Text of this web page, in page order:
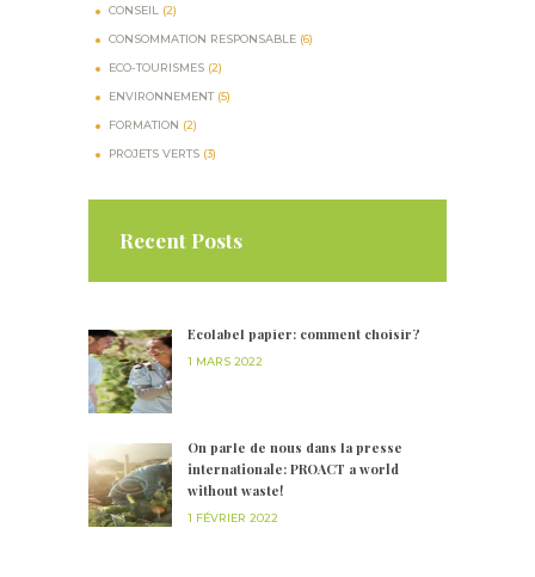
CONSEIL (2)
CONSOMMATION RESPONSABLE (6)
ECO-TOURISMES (2)
ENVIRONNEMENT(5)
FORMATION (2)
PROJETS VERTS (3)
Recent Posts
Écolabel papier: comment choisir?
1 MARS 2022
On parle de nous dans la presse
internationale: PROACT a world
without waste!
1 FÉVRIER 2022